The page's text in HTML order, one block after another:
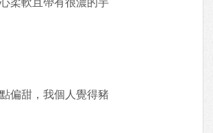
柔軟且帶有很濃的芋
偏甜，我個人覺得豬